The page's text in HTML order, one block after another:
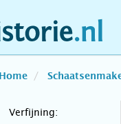
Home
Verfijning: